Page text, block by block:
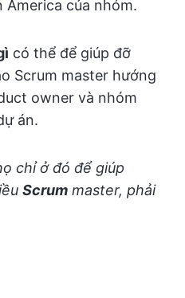
America của nhóm.
có thể để giúp đỡ
Scrum master hướng
owner và nhóm
án.
chỉ ở đó để giúp
Scrum master, phải